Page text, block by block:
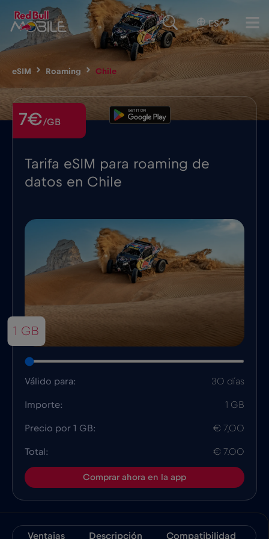
ES ▾
eSIM Roaming Chile
Tarifa eSIM para roaming de
datos en Chile
7€/GB
1 GB
Válido para: 30 días
Importe: 1 GB
Precio por 1 GB: € 7,00
Total: € 7.00
Comprar ahora en la app
Ventajas Descripción Compatibilidad